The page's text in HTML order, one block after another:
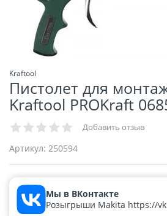
Kraftool
Пистолет для
Kraftool PROKraft
Добавить отзыв
Артикул: 250594
Мы в ВКонтакте
Розыгрыши Makita https://